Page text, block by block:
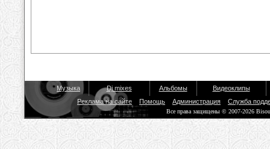
Музыка Dj mixes Альбомы
Видеоклипы
Реклама на сайте
Помощь Администрация Служба
Все права защищены © 2007-2026